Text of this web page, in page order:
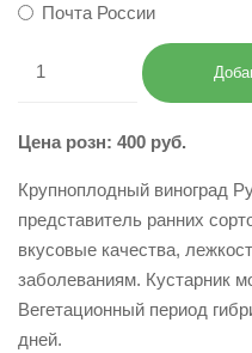
Почта России
Цена розн: 400 руб.
Крупноплодный виноград
представитель ранних
вкусовые качества,
заболеваниям. Кустарник
Вегетационный период
дней.